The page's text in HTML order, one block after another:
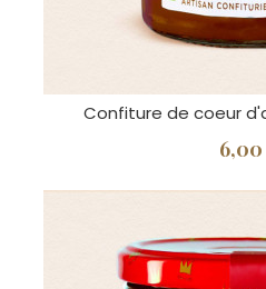
Confiture de coeur